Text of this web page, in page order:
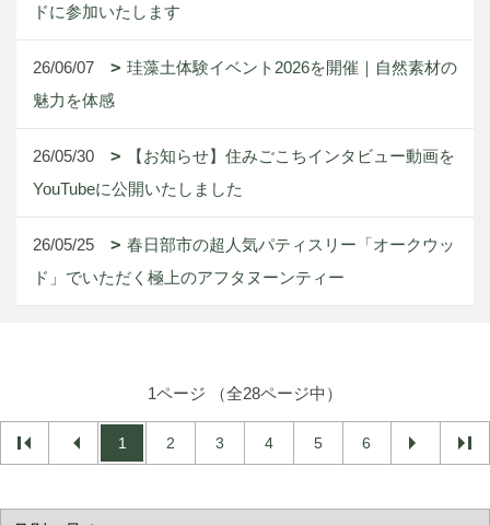
ドに参加いたします
26/06/07
珪藻土体験イベント2026を開催｜自然素材の
魅力を体感
26/05/30
【お知らせ】住みごこちインタビュー動画を
YouTubeに公開いたしました
26/05/25
春日部市の超人気パティスリー「オークウッ
ド」でいただく極上のアフタヌーンティー
1ページ （全28ページ中）
1 2 3 4 5 6